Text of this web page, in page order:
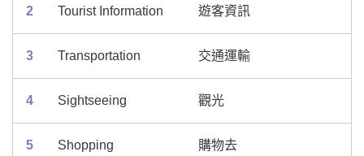
2 Tourist Information 遊客資訊
3 Transportation 交通運輸
4 Sightseeing 觀光
5 Shopping 購物去